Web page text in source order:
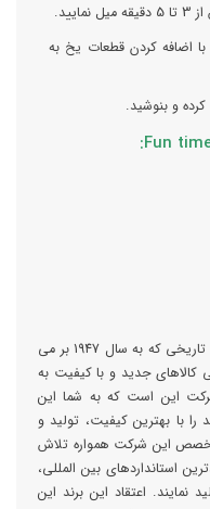
اضافه کردن قطعات یخ به
چای فان تایم یک تجارت خانوادگی است با تاریخی که به سال 1947 بر می
کالاهای جدید و با کیفیت به
این است که به شما این
با بهترین کیفیت، تولید و
این شرکت همواره تلاش
استانداردهای بین المللی،
نمایند. اعتقاد این برند این